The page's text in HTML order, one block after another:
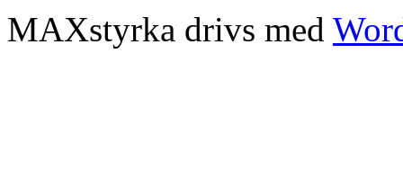
MAXstyrka drivs med